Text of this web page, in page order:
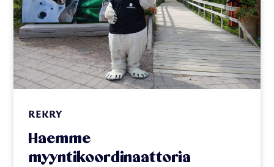
REKRY
Haemme
myyntikoordinaattoria